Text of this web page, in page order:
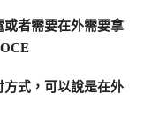
者需要在外需要拿
式，可以說是在外